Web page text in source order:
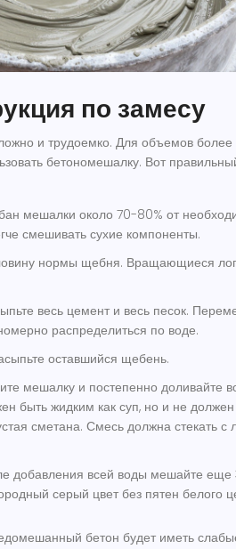
по замесу
и трудоемко. Для объемов
бетономешалку. Вот
мешалки около 70-80% от
смешивать сухие компоненты.
нормы щебня. Вращающиеся
весь цемент и весь песок.
распределиться по воде.
оставшийся щебень.
мешалку и постепенно доливайте
быть жидким как суп, но и не должен
сметана. Смесь должна стекать с
добавления всей воды мешайте еще
серый цвет без пятен белого
бетон будет иметь